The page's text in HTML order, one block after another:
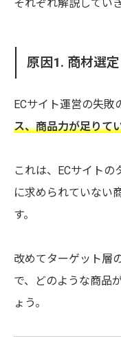
それぞれ解説していき
原因1. 商材選定
ECサイト運営の失敗
ス、商品力が足りて
これは、ECサイト
に求められていない
す。
改めてターゲット層
で、どのような商品
ょう。